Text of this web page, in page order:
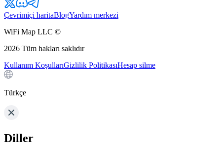
Çevrimiçi haritaBlogYardım merkezi
WiFi Map LLC ©
2026 Tüm hakları saklıdır
Kullanım KoşullarıGizlilik PolitikasıHesap silme
Türkçe
Diller